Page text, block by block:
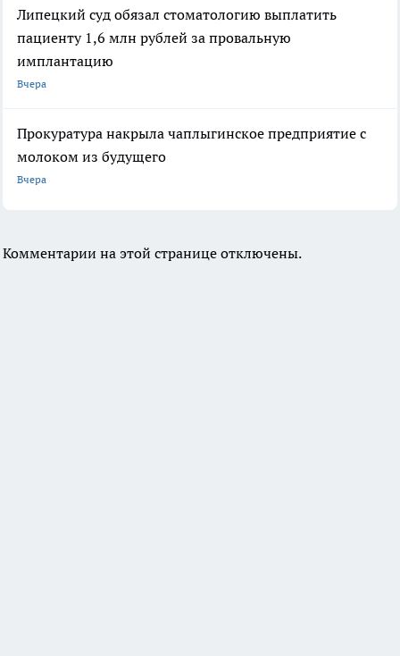
Липецкий суд обязал стоматологию выплатить
пациенту 1,6 млн рублей за провальную
имплантацию
Вчера
Прокуратура накрыла чаплыгинское предприятие с
молоком из будущего
Вчера
Комментарии на этой странице отключены.